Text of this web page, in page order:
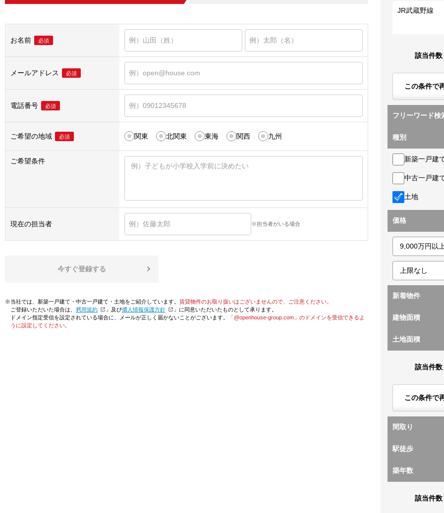
お名前 必須
メールアドレス 必須
電話番号 必須
ご希望の地域 必須 関東 北関東 東海 関西 九州
ご希望条件
現在の担当者 ※担当者がいる場合
今すぐ登録する
※当社では、新築一戸建て・中古一戸建て・土地をご紹介しています。 賃貸物件のお取り扱いはございませんので、ご注意ください。
ご登録いただいた場合は、「利用規約 」及び「個人情報保護方針
」に同意いただいたものとして承ります。
ドメイン指定受信を設定されている場合に、メールが正しく届かないことがございます。
「@openhouse-group.com」のドメインを受信できるよ
うに設定してください。
JR武蔵野線
該当件数
この条件で
フリーワード検
種別
新築一戸建
中古一戸建
土地
価格
新着物件
建物面積
土地面積
該当件数
この条件で
間取り
駅徒歩
築年数
該当件数